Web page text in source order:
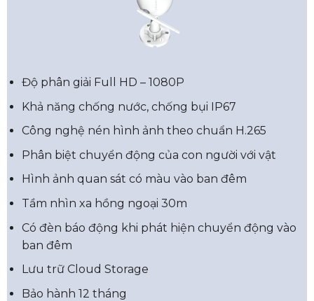
Độ phân giải Full HD – 1080P
Khả năng chống nước, chống bụi IP67
Công nghệ nén hình ảnh theo chuẩn H.265
Phân biệt chuyển động của con người với vật
Hình ảnh quan sát có màu vào ban đêm
Tầm nhìn xa hồng ngoại 30m
Có đèn báo động khi phát hiện chuyển động vào
ban đêm
Lưu trữ Cloud Storage
Bảo hành 12 tháng